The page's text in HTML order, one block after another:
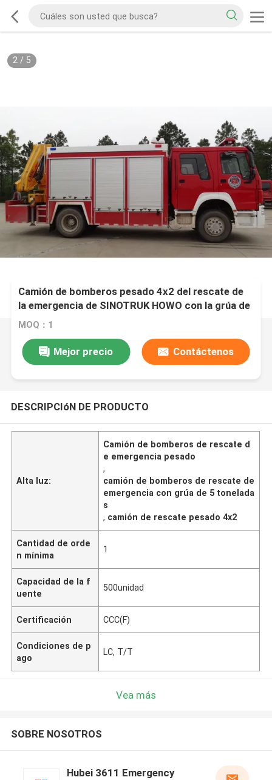
2/ 5
Camión de bomberos pesado 4x2 del rescate de
la emergencia de SINOTRUK HOWO con la grúa de
5 toneladas
MOQ：1
Mejor precio Contáctenos
DESCRIPCIóN DE PRODUCTO
Alta luz:
Camión de bomberos de rescate d
e emergencia pesado
,
camión de bomberos de rescate de
emergencia con grúa de 5 tonelada
s
, camión de rescate pesado 4x2
Cantidad de orde
n mínima
1
Capacidad de la f
uente
500unidad
Certificación CCC(F)
Condiciones de p
ago
LC, T/T
Vea más
SOBRE NOSOTROS
Hubei 3611 Emergency